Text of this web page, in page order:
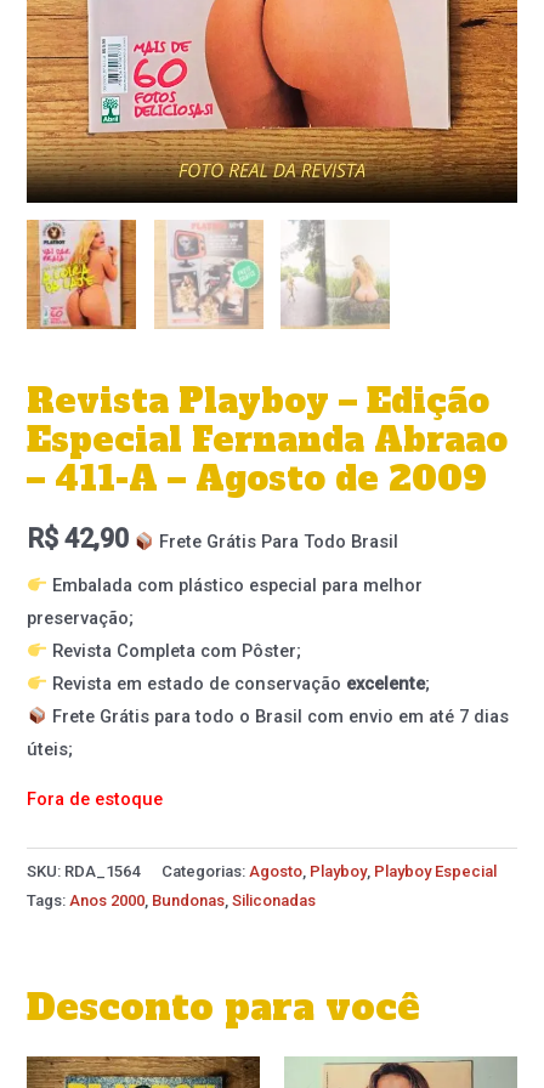
Revista Playboy – Edição
Especial Fernanda Abraao
– 411-A – Agosto de 2009
R$ 42,90
Frete Grátis Para Todo Brasil
Embalada com plástico especial para melhor
preservação;
Revista Completa com Pôster;
Revista em estado de conservação excelente;
Frete Grátis para todo o Brasil com envio em até 7 dias
úteis;
Fora de estoque
SKU: RDA_1564 Categorias: Agosto Playboy, Playboy Especial
Tags: Anos 2000 Bundonas ,Siliconadas
Desconto para você
O
O
O
O